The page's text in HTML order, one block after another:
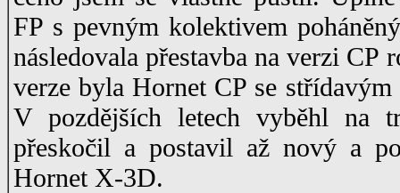
FP s pevným kolektivem
následovala přestavba na verzi CP
verze byla Hornet CP se
V pozdějších letech vyběhl na
přeskočil a postavil až nový a
Hornet X-3D.